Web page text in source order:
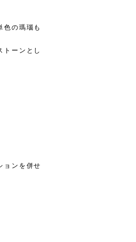
色の瑪瑙も
トーンとし
ョンを併せ